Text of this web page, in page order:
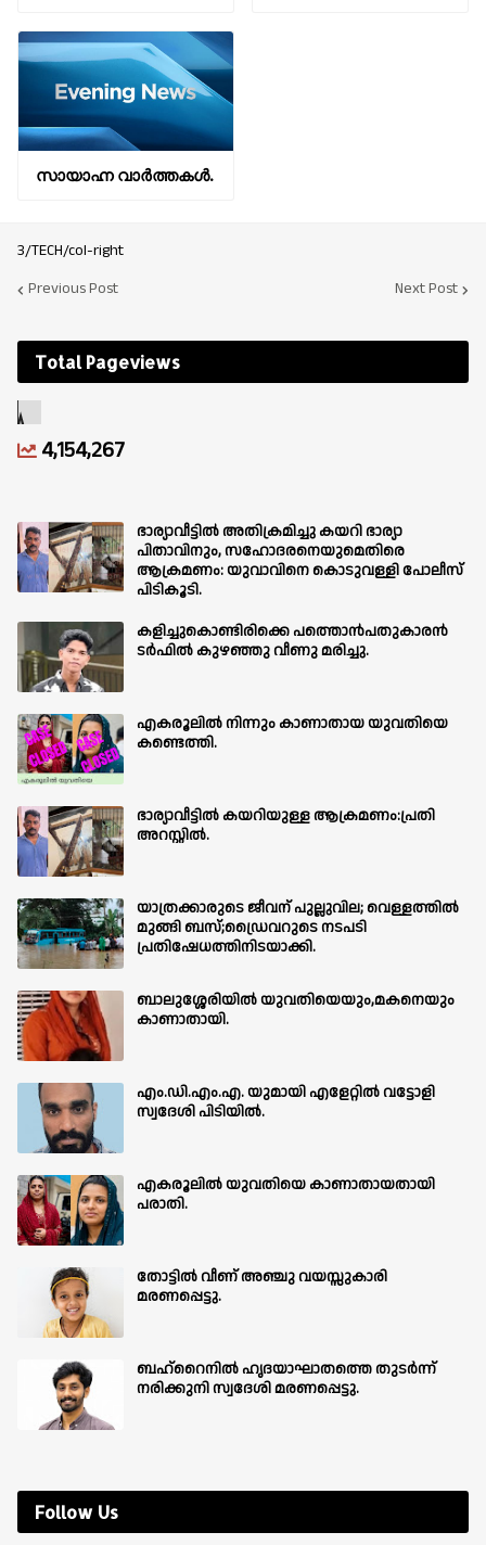
സായാഹ്ന വാര്‍ത്തകള്‍.
3/TECH/col-right
Previous Post
Next Post
Total Pageviews
4,154,267
ഭാര്യാവീട്ടിൽ അതിക്രമിച്ചു കയറി ഭാര്യാ
പിതാവിനും, സഹോദരനെയുമെതിരെ
ആക്രമണം: യുവാവിനെ കൊടുവള്ളി പോലീസ്
പിടികൂടി.
കളിച്ചുകൊണ്ടിരിക്കെ പത്തൊൻപതുകാരൻ
ടർഫിൽ കുഴഞ്ഞു വീണു മരിച്ചു.
എകരൂലിൽ നിന്നും കാണാതായ യുവതിയെ
കണ്ടെത്തി.
ഭാര്യാവീട്ടിൽ കയറിയുള്ള ആക്രമണം:പ്രതി
അറസ്റ്റിൽ.
യാത്രക്കാരുടെ ജീവന് പുല്ലുവില; വെള്ളത്തിൽ
മുങ്ങി ബസ്;ഡ്രൈവറുടെ നടപടി
പ്രതിഷേധത്തിനിടയാക്കി.
ബാലുശ്ശേരിയില്‍ യുവതിയെയും,മകനെയും
കാണാതായി.
എം.ഡി.എം.എ. യുമായി എളേറ്റിൽ വട്ടോളി
സ്വദേശി പിടിയിൽ.
എകരൂലിൽ യുവതിയെ കാണാതായതായി
പരാതി.
തോട്ടിൽ വീണ് അഞ്ചു വയസ്സുകാരി
മരണപ്പെട്ടു.
ബഹ്‌റൈനിൽ ഹൃദയാഘാതത്തെ തുടർന്ന്
നരിക്കുനി സ്വദേശി മരണപ്പെട്ടു.
Follow Us